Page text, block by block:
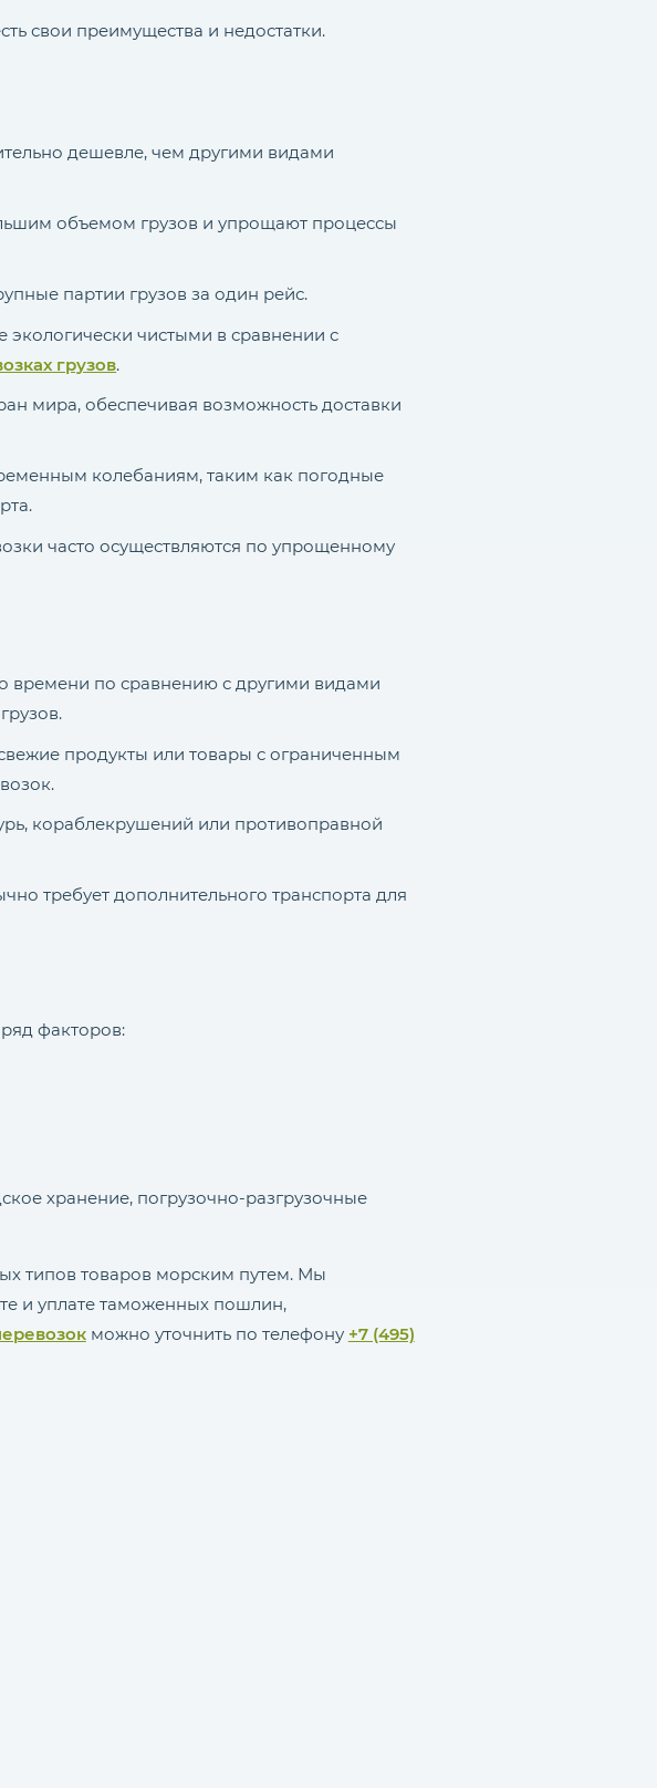
свои преимущества и недостатки.
дешевле, чем другими видами
объемом грузов и упрощают процессы
партии грузов за один рейс.
экологически чистыми в сравнении с
грузов.
мира, обеспечивая возможность доставки
колебаниям, таким как погодные
часто осуществляются по упрощенному
времени по сравнению с другими видами
продукты или товары с ограниченным
кораблекрушений или противоправной
требует дополнительного транспорта для
факторов:
хранение, погрузочно-разгрузочные
типов товаров морским путем. Мы
и уплате таможенных пошлин,
можно уточнить по телефону +7 (495)